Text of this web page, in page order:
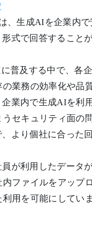
、生成AIを企業内
式で回答すること
普及する中で、各
業務の効率化や品
業内で生成AIを利
セキュリティ面の
より個社に合った
が利用したデータ
ファイルをアップ
用を可能にしていま